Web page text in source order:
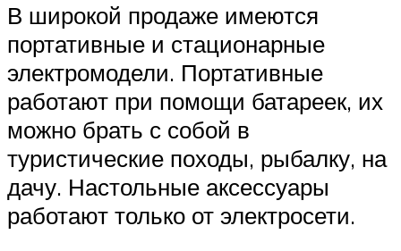
В широкой продаже имеются
портативные и стационарные
электромодели. Портативные
работают при помощи батареек, их
можно брать с собой в
туристические походы, рыбалку, на
дачу. Настольные аксессуары
работают только от электросети.